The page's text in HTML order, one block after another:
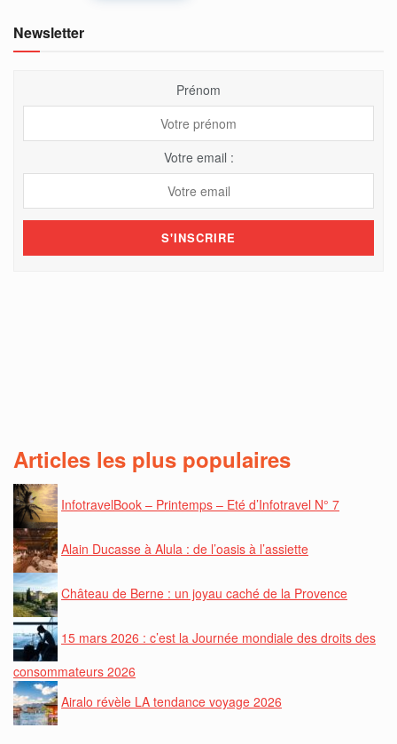
Newsletter
Prénom
Votre email :
Articles les plus populaires
InfotravelBook – Printemps – Eté d’Infotravel N° 7
Alain Ducasse à Alula : de l’oasis à l’assiette
Château de Berne : un joyau caché de la Provence
15 mars 2026 : c’est la Journée mondiale des droits des
consommateurs 2026
Airalo révèle LA tendance voyage 2026